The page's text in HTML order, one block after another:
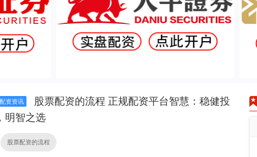
资资讯
股票配资的流程 正规配资平台智慧：稳健投
明智之选
股票配资的流程